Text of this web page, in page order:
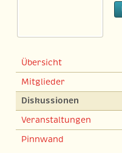
Übersicht
Mitglieder
Diskussionen
Veranstaltungen
Pinnwand